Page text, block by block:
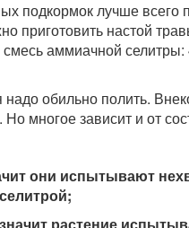
подкормок лучше всего
приготовить настой
аммиачной селитры:
обильно полить.
многое зависит и от
они испытывают